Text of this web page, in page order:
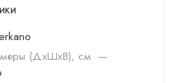
(ДхШхВ), см —